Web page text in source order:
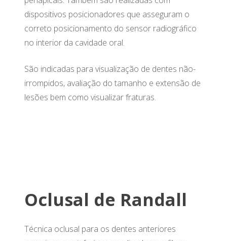
dispositivos posicionadores que asseguram o
correto posicionamento do sensor radiográfico
no interior da cavidade oral.
São indicadas para visualização de dentes não-
irrompidos, avaliação do tamanho e extensão de
lesões bem como visualizar fraturas.
Oclusal de Randall
Técnica oclusal para os dentes anteriores